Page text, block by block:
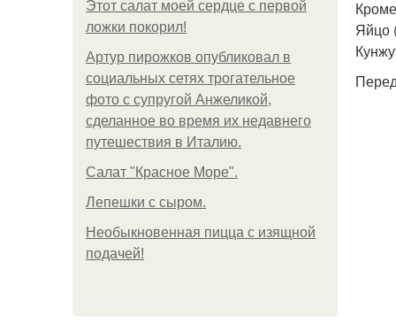
Этот салат моей сердце с первой
ложки покорил!
Артур пирожков опубликовал в
социальных сетях трогательное
фото с супругой Анжеликой,
сделанное во время их недавнего
путешествия в Италию.
Салат "Красное Море".
Лепешки с сыром.
Необыкновенная пицца с изящной
подачей!
Яйцо